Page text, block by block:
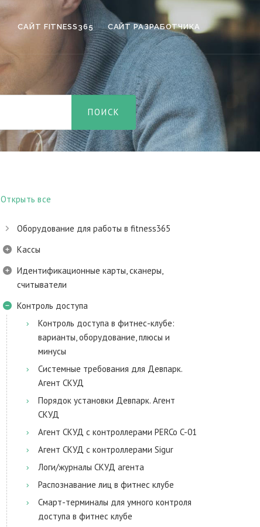
САЙТ FITNESS365 САЙТ РАЗРАБОТЧИКА
Открыть все
Оборудование для работы в fitness365
Кассы
Идентификационные карты, сканеры,
считыватели
Контроль доступа
Контроль доступа в фитнес-клубе:
варианты, оборудование, плюсы и
минусы
Системные требования для Девпарк.
Агент СКУД
Порядок установки Девпарк. Агент
СКУД
Агент СКУД с контроллерами PERCo C-01
Агент СКУД с контроллерами Sigur
Логи/журналы СКУД агента
Распознавание лиц в фитнес клубе
Смарт-терминалы для умного контроля
доступа в фитнес клубе